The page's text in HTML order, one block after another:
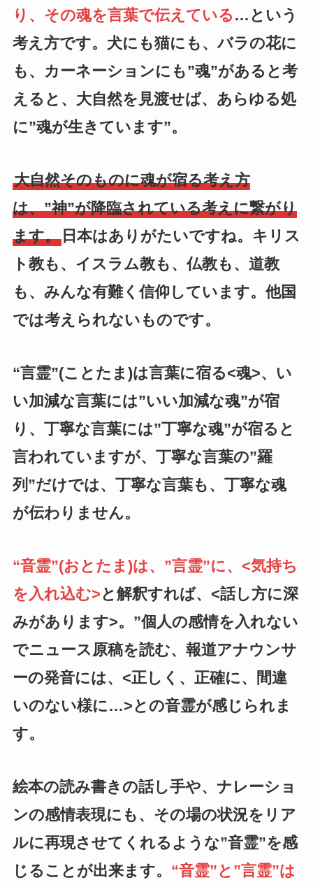
り、その魂を言葉で伝えている …という
考え方です。犬にも猫にも、バラの花に
も、カーネーションにも”魂”があると考
えると、大自然を見渡せば、あらゆる処
に”魂が生きています”。
大自然そのものに魂が宿る考え方
は、”神”が降臨されている考えに繋がり
ます。日本はありがたいですね。キリス
ト教も、イスラム教も、仏教も、道教
も、みんな有難く信仰しています。他国
では考えられないものです。
“言霊”(ことたま)は言葉に宿る<魂>、い
い加減な言葉には”いい加減な魂”が宿
り、丁寧な言葉には”丁寧な魂”が宿ると
言われていますが、丁寧な言葉の”羅
列”だけでは、丁寧な言葉も、丁寧な魂
が伝わりません。
“音霊”(おとたま)は、”言霊”に、<気持ち
を入れ込む>と解釈すれば、<話し方に深
みがあります>。”個人の感情を入れない
でニュース原稿を読む、報道アナウンサ
ーの発音には、<正しく、正確に、間違
いのない様に…>との音霊が感じられま
す。
絵本の読み書きの話し手や、ナレーショ
ンの感情表現にも、その場の状況をリア
ルに再現させてくれるような”音霊”を感
じることが出来ます。 “音霊”と”言霊”は